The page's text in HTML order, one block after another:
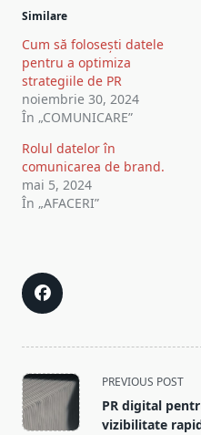
Similare
Cum să folosești datele
pentru a optimiza
strategiile de PR
noiembrie 30, 2024
În „COMUNICARE”
Rolul datelor în
comunicarea de brand.
mai 5, 2024
În „AFACERI”
<span
class="nav-
subtitle
PREVIOUS POST
PR digital
vizibilitate